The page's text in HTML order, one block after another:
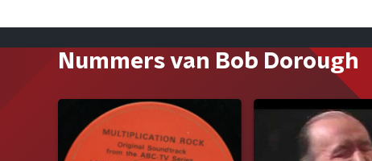
Nummers van Bob Dorough